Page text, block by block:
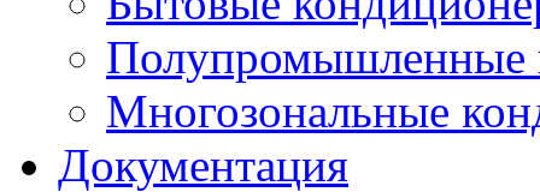
Полупромышленные
Многозональные
Документация